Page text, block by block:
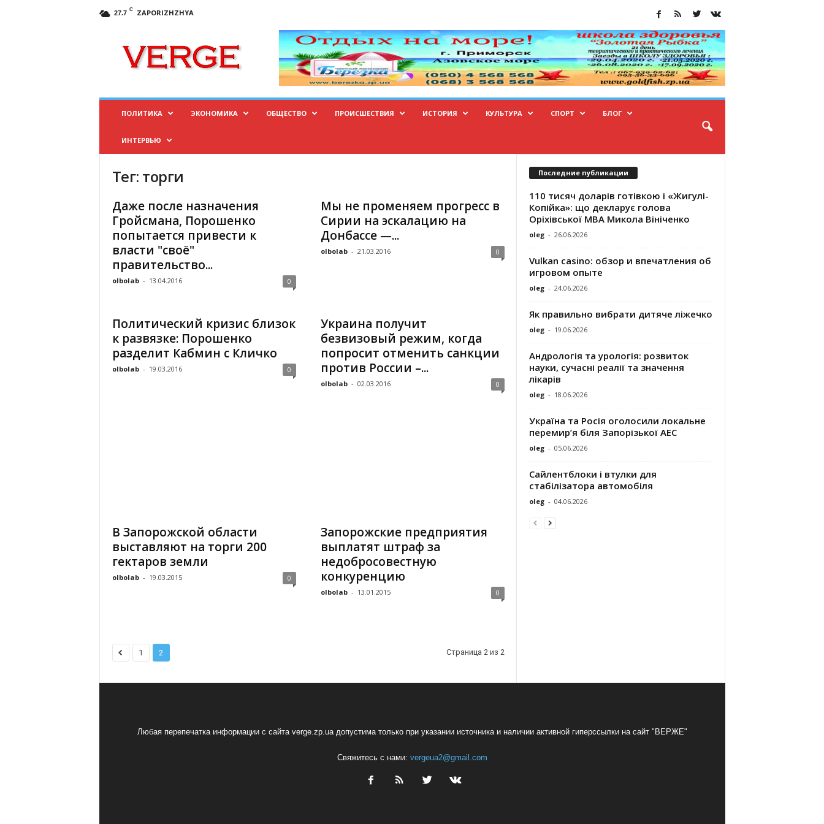
27.7 C
ZAPORIZHZHYA
ПОЛИТИКА ЭКОНОМИКА ОБЩЕСТВО ПРОИСШЕСТВИЯ ИСТОРИЯ КУЛЬТУРА СПОРТ БЛОГ
ИНТЕРВЬЮ
Тег: торги
Даже после назначения
Гройсмана, Порошенко
попытается привести к
власти "своё"
правительство...
olbolab - 13.04.2016 0
Мы не променяем прогресс в
Сирии на эскалацию на
Донбассе —...
olbolab - 21.03.2016 0
Политический кризис близок
к развязке: Порошенко
разделит Кабмин с Кличко
olbolab - 19.03.2016 0
Украина получит
безвизовый режим, когда
попросит отменить санкции
против России –...
olbolab - 02.03.2016 0
В Запорожской области
выставляют на торги 200
гектаров земли
olbolab - 19.03.2015 0
Запорожские предприятия
выплатят штраф за
недобросовестную
конкуренцию
olbolab - 13.01.2015 0
1 2 Страница 2 из 2
Последние публикации
110 тисяч доларів готівкою і «Жигулі-
Копійка»: що декларує голова
Оріхівської МВА Микола Вініченко
oleg - 26.06.2026
Vulkan casino: обзор и впечатления об
игровом опыте
oleg - 24.06.2026
Як правильно вибрати дитяче ліжечко
oleg - 19.06.2026
Андрологія та урологія: розвиток
науки, сучасні реалії та значення
лікарів
oleg - 18.06.2026
Україна та Росія оголосили локальне
перемир’я біля Запорізької АЕС
oleg - 05.06.2026
Сайлентблоки і втулки для
стабілізатора автомобіля
oleg - 04.06.2026
Любая перепечатка информации с сайта verge.zp.ua допустима только при указании источника и наличии активной гиперссылки на сайт "ВЕРЖЕ"
Свяжитесь с нами: vergeua2@gmail.com